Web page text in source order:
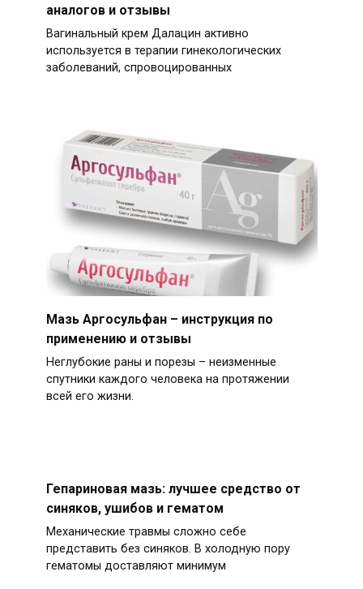
аналогов и отзывы
Вагинальный крем Далацин активно
используется в терапии гинекологических
заболеваний, спровоцированных
Мазь Аргосульфан – инструкция по
применению и отзывы
Неглубокие раны и порезы – неизменные
спутники каждого человека на протяжении
всей его жизни.
Гепариновая мазь: лучшее средство от
синяков, ушибов и гематом
Механические травмы сложно себе
представить без синяков. В холодную пору
гематомы доставляют минимум